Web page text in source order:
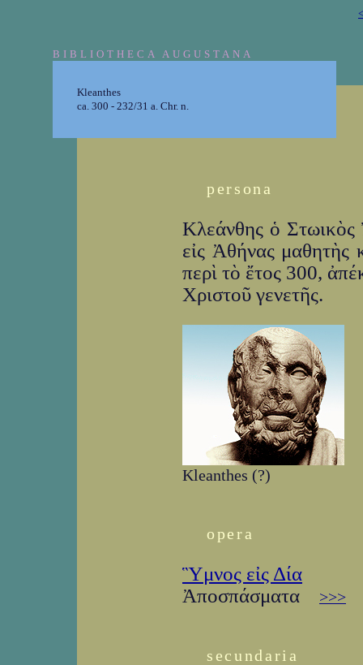
BIBLIOTHECA AUGUSTANA
Kleanthes
ca. 300 - 232/31 a. Chr. n.
persona
Κλεάνθης ὁ Στωικὸς
εἰς Ἀθήνας μαθητὴς
περὶ τὸ ἔτος 300,
Χριστοῦ γενετῆς.
Kleanthes (?)
opera
Ὓμνος εἰς Δία
Ἀποσπάσματα
>>>
secundaria